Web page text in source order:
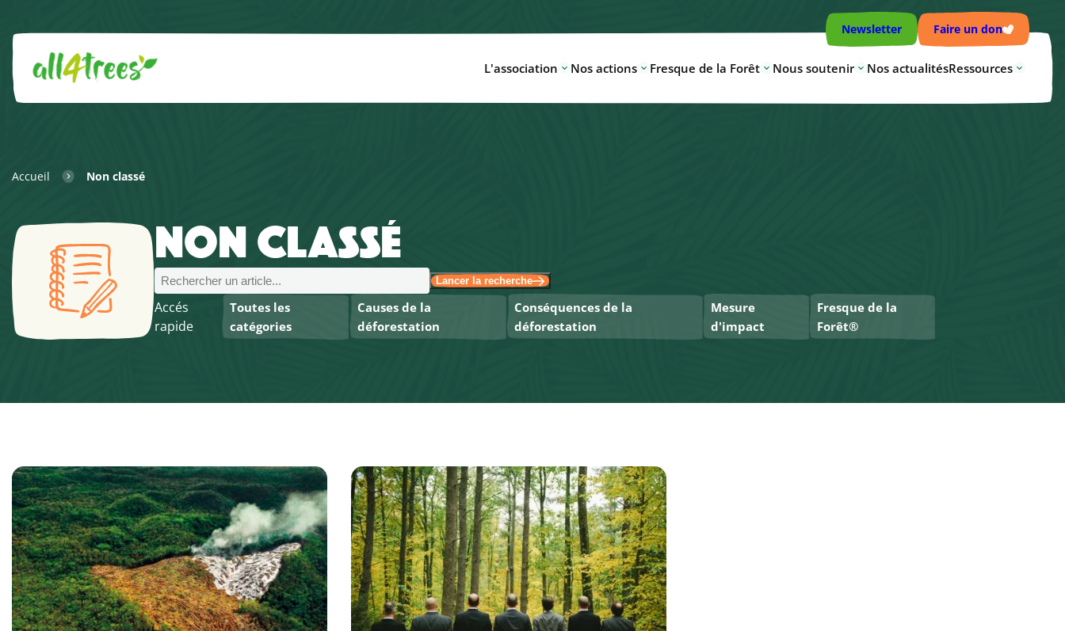
L'association Nos actions Fresque de la Forêt Nous soutenir Nos actualitésRessources
Newsletter Faire un don
Accueil Non classé
NON CLASSÉ
Lancer la recherche
Accés
rapide
Toutes les
catégories
Causes de la
déforestation
Conséquences de la
déforestation
Mesure
d'impact
Fresque de la
Forêt®